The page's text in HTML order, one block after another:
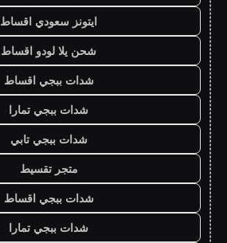
ايتونز سعودي اقساط
شحن يلا لودو اقساط
شدات ببجي اقساط
شدات ببجي تمارا
شدات ببجي تابي
متجر تقسيط
شدات ببجي اقساط
شدات ببجي تمارا